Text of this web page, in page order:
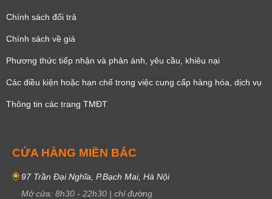
Chính sách đổi trả
Chính sách về giá
Phương thức tiếp nhận và phản ánh, yêu cầu, khiêu nại
Các điều kiện hoặc hạn chế trong việc cung cấp hàng hóa, dịch vụ
Thông tin các trang TMĐT
CỬA HÀNG MIỀN BẮC
97 Trần Đại Nghĩa, P.Bạch Mai, Hà Nội
Mở cửa: 8h30 - 22h30 | chỉ đường